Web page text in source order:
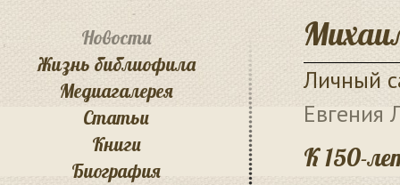
Личный
Евгения
К 150-
Новости
Жизнь библиофила
Медиагалерея
Статьи
Книги
Биография